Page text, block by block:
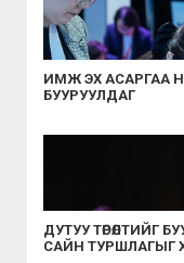
ИМЖ ЭХ АСАРГАА
БУУРУУЛДАГ
ДУТУУ ТӨРӨЛТИЙГ
САЙН ТУРШЛАГЫГ